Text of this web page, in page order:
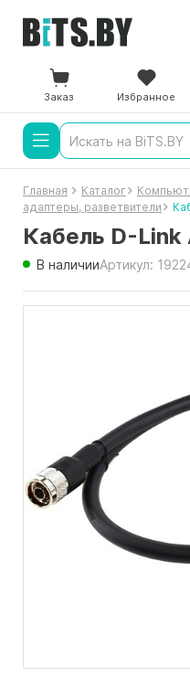
Заказ Избранное
Главная Каталог
адаптеры, разветвители
Кабель D-Link
В наличииАртикул: